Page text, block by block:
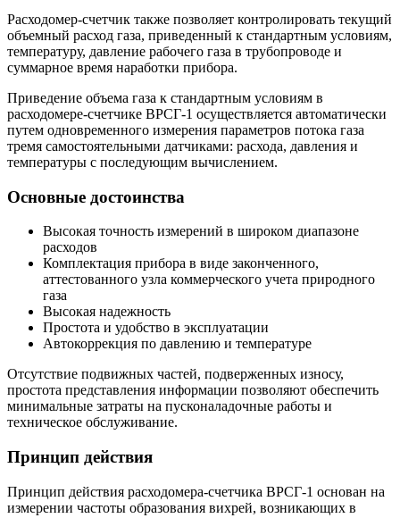
Расходомер-счетчик также позволяет контролировать текущий
объемный расход газа, приведенный к стандартным условиям,
температуру, давление рабочего газа в трубопроводе и
суммарное время наработки прибора.
Приведение объема газа к стандартным условиям в
расходомере-счетчике ВРСГ-1 осуществляется автоматически
путем одновременного измерения параметров потока газа
тремя самостоятельными датчиками: расхода, давления и
температуры с последующим вычислением.
Основные достоинства
Высокая точность измерений в широком диапазоне
расходов
Комплектация прибора в виде законченного,
аттестованного узла коммерческого учета природного
газа
Высокая надежность
Простота и удобство в эксплуатации
Автокоррекция по давлению и температуре
Отсутствие подвижных частей, подверженных износу,
простота представления информации позволяют обеспечить
минимальные затраты на пусконаладочные работы и
техническое обслуживание.
Принцип действия
Принцип действия расходомера-счетчика ВРСГ-1 основан на
измерении частоты образования вихрей, возникающих в